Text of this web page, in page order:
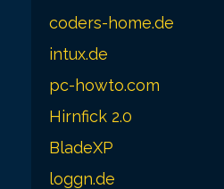
coders-home.de
intux.de
pc-howto.com
Hirnfick 2.0
BladeXP
loggn.de